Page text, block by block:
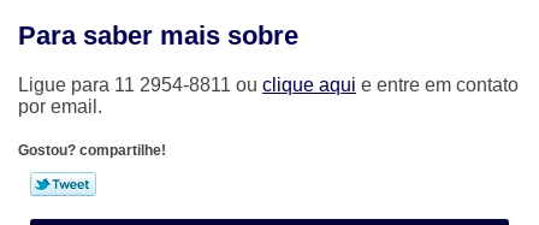
Para saber mais sobre
Ligue para 11 2954-8811 ou clique aqui e entre em contato
por email.
Gostou? compartilhe!